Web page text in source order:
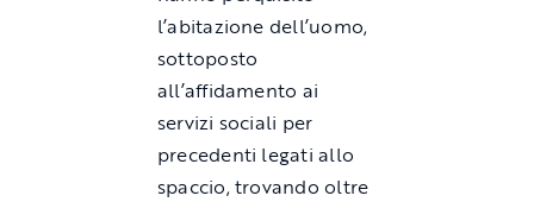
l’abitazione dell’uomo,
sottoposto
all’affidamento ai
servizi sociali per
precedenti legati allo
spaccio, trovando oltre